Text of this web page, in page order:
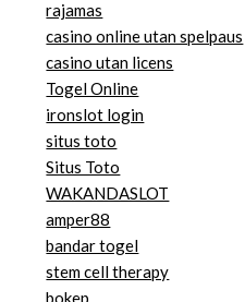
rajamas
casino online utan spelpaus
casino utan licens
Togel Online
ironslot login
situs toto
Situs Toto
WAKANDASLOT
amper88
bandar togel
stem cell therapy
bokep